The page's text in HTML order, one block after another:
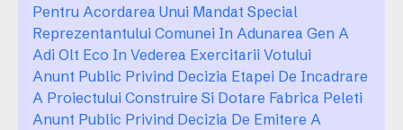
Pentru Acordarea Unui Mandat Special
Reprezentantului Comunei In Adunarea Gen A
Adi Olt Eco In Vederea Exercitarii Votului
Anunt Public Privind Decizia Etapei De Incadrare
A Proiectului Construire Si Dotare Fabrica Peleti
Anunt Public Privind Decizia De Emitere A